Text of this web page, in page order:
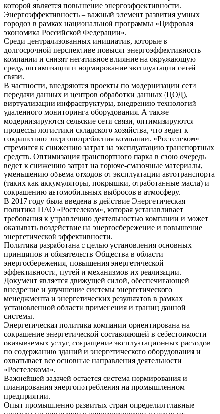
которой является повышение энергоэффективности.
Энергоэффективность – важный элемент развития умных
городов в рамках национальной программы «Цифровая
экономика Российской Федерации».
Среди централизованных инициатив, которые в
долгосрочной перспективе повысят энергоэффективность
компании и снизят негативное влияние на окружающую
среду, оптимизация и нормирование эксплуатации сетей
связи.
В частности, внедряются проекты по модернизации сети
передачи данных и центров обработки данных (ЦОД),
виртуализации инфраструктуры, внедрению технологий
удаленного мониторинга оборудования. А также
модернизируются сельские сети связи, оптимизируются
процессы логистики складского хозяйства, что ведет к
сокращению энергопотребления компании. «Ростелеком»
стремится к снижению затрат на эксплуатацию транспортных
средств. Оптимизация транспортного парка в свою очередь
ведет к снижению затрат на горюче-смазочные материалы,
уменьшению объема отходов от эксплуатации автотранспорта
(таких как аккумуляторы, покрышки, отработанные масла) и
сокращению автомобильных выбросов в атмосферу.
В 2017 году была введена в действие Энергетическая
политика ПАО «Ростелеком», которая устанавливает
требования к управлению деятельностью компании и может
оказывать воздействие на энергосбережение и повышение
энергетической эффективности.
Политика разработана с целью установления основных
принципов и обязательств Общества в области
энергосбережения, повышения энергетической
эффективности, путей и механизмов их реализации.
Документ является движущей силой, обеспечивающей
внедрение и улучшение системы энергетического
менеджмента и энергетических результатов в рамках
установленной области применения и границ данной
системы.
Энергетическая политика компании ориентирована на
сокращение энергетической составляющей в себестоимости
оказываемых услуг, сокращение эксплуатационных расходов
по содержанию зданий и энергетического оборудования и
охватывает все основные направления деятельности
«Ростелекома».
Важнейшей задачей остается система нормирования и
планирования энергопотребления на промышленном
предприятии.
Опыт промышленно развитых стран определил главные